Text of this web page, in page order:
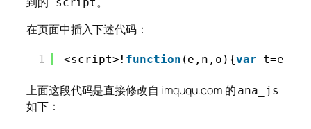
在页面中插入下述代码：
1 <script>! function (e,n,o){var
上面这段代码是直接修改自 imququ.com 的 ana_js
如下：